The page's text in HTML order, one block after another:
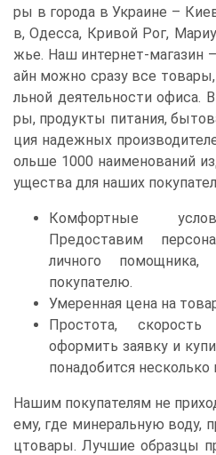
ры в города в Украине –
в, Одесса, Кривой Рог,
жье. Наш интернет-магазин
айн можно сразу все
льной деятельности офиса.
ры, продукты питания,
ция надежных
ольше 1000 наименований
ущества для наших
Комфортные
Предоставим
личного помощника,
покупателю.
Умеренная цена на
Простота,
оформить заявку и
понадобится несколько
Нашим покупателям не
ему, где минеральную воду,
цтовары. Лучшие образцы